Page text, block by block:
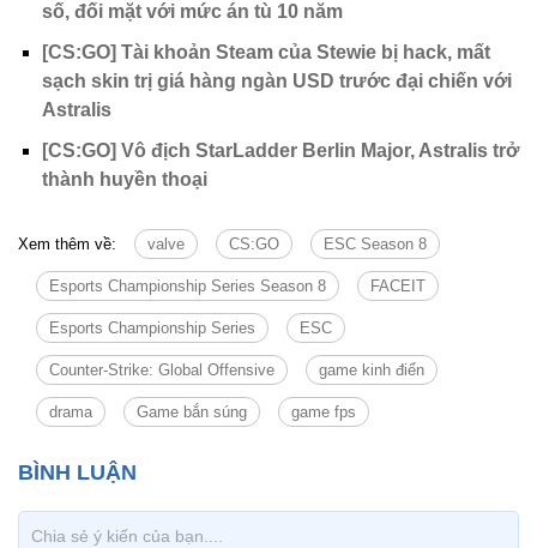
số, đối mặt với mức án tù 10 năm
[CS:GO] Tài khoản Steam của Stewie bị hack, mất
sạch skin trị giá hàng ngàn USD trước đại chiến với
Astralis
[CS:GO] Vô địch StarLadder Berlin Major, Astralis trở
thành huyền thoại
Xem thêm về: valve CS:GO ESC Season 8
Esports Championship Series Season 8 FACEIT
Esports Championship Series ESC
Counter-Strike: Global Offensive game kinh điển
drama Game bắn súng game fps